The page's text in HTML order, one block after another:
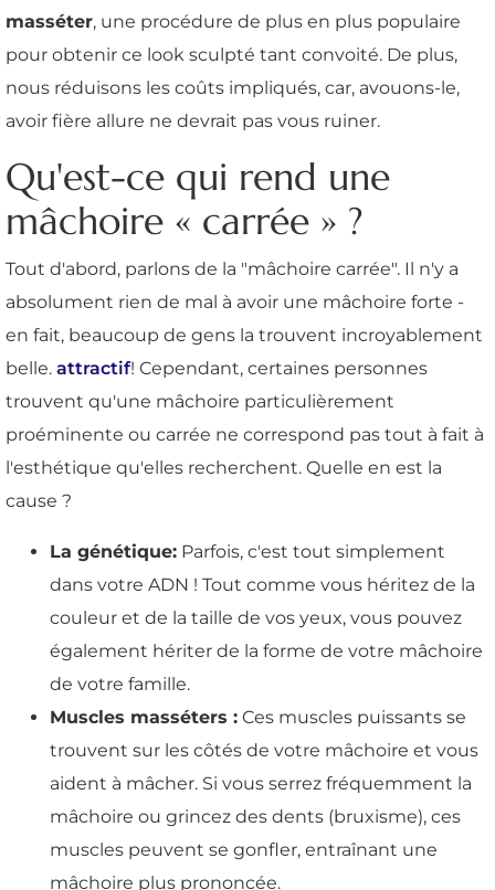
masséter, une procédure de plus en plus populaire
pour obtenir ce look sculpté tant convoité. De plus,
nous réduisons les coûts impliqués, car, avouons-le,
avoir fière allure ne devrait pas vous ruiner.
Qu'est-ce qui rend une
mâchoire « carrée » ?
Tout d'abord, parlons de la "mâchoire carrée". Il n'y a
absolument rien de mal à avoir une mâchoire forte -
en fait, beaucoup de gens la trouvent incroyablement
belle. attractif! Cependant, certaines personnes
trouvent qu'une mâchoire particulièrement
proéminente ou carrée ne correspond pas tout à fait à
l'esthétique qu'elles recherchent. Quelle en est la
cause ?
La génétique: Parfois, c'est tout simplement
dans votre ADN ! Tout comme vous héritez de la
couleur et de la taille de vos yeux, vous pouvez
également hériter de la forme de votre mâchoire
de votre famille.
Muscles masséters : Ces muscles puissants se
trouvent sur les côtés de votre mâchoire et vous
aident à mâcher. Si vous serrez fréquemment la
mâchoire ou grincez des dents (bruxisme), ces
muscles peuvent se gonfler, entraînant une
mâchoire plus prononcée.